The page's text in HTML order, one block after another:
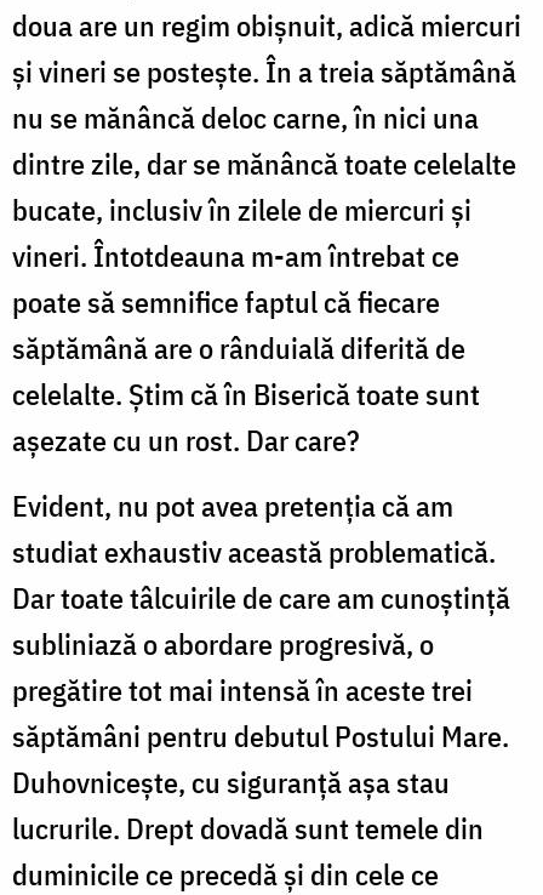
doua are un regim obişnuit, adică miercuri
şi vineri se posteşte. În a treia săptămână
nu se mănâncă deloc carne, în nici una
dintre zile, dar se mănâncă toate celelalte
bucate, inclusiv în zilele de miercuri şi
vineri. Întotdeauna m-am întrebat ce
poate să semnifice faptul că fiecare
săptămână are o rânduială diferită de
celelalte. Ştim că în Biserică toate sunt
aşezate cu un rost. Dar care?
Evident, nu pot avea pretenţia că am
studiat exhaustiv această problematică.
Dar toate tâlcuirile de care am cunoştinţă
subliniază o abordare progresivă, o
pregătire tot mai intensă în aceste trei
săptămâni pentru debutul Postului Mare.
Duhovniceşte, cu siguranţă aşa stau
lucrurile. Drept dovadă sunt temele din
duminicile ce precedă şi din cele ce